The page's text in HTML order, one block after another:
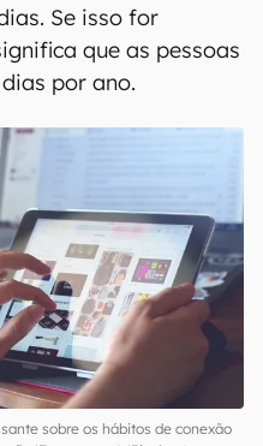
Se isso for
que as pessoas
por ano.
sobre os hábitos de conexão